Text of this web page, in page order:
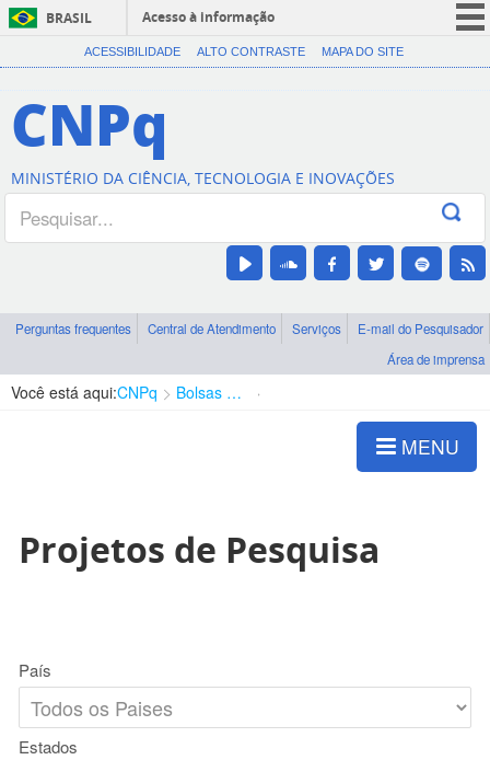
BRASIL
Acesso à informação
CORONAVÍRUS (COVID-19)
Canais
ACESSIBILIDADE ALTO CONTRASTE MAPA DO SITE
CNPq
MINISTÉRIO DA CIÊNCIA, TECNOLOGIA E INOVAÇÕES
Perguntas frequentes Central de Atendimento Serviços
E-mail do Pesquisador
Área de imprensa
Você está aqui:CNPq Bolsas e Auxílios Vigentes
MENU
Projetos de Pesquisa
País
Estados